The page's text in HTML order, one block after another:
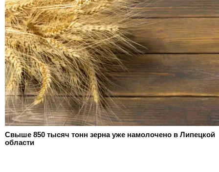
Свыше 850 тысяч тонн зерна уже намолочено в Липецкой
области